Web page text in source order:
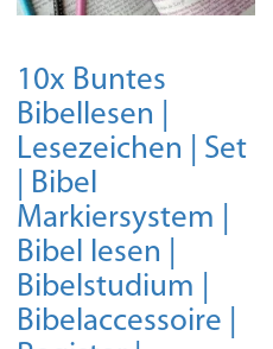
10x Buntes
Bibellesen |
Lesezeichen | Set
| Bibel
Markiersystem |
Bibel lesen |
Bibelstudium |
Bibelaccessoire |